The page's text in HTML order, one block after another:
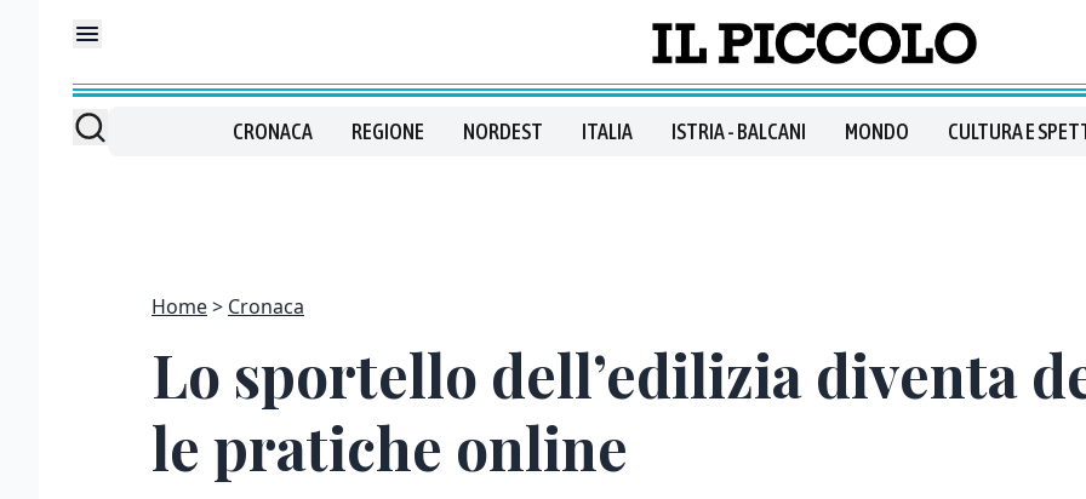
CRONACA REGIONE NORDEST ITALIA ISTRIA - BALCANI MONDO CULTURA E
Home Cronaca
Lo sportello dell’edilizia diventa
le pratiche online